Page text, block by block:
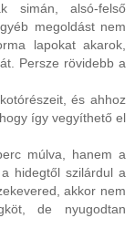
simán, alsó-felső
megoldást nem
lapokat akarok,
Persze rövidebb a
és ahhoz
így vegyíthető el
múlva, hanem a
hidegtől szilárdul a
akkor nem
de nyugodtan